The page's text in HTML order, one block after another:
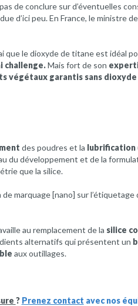
de conclure sur d’éventuelles
d’ici peu. En France, le ministre
le dioxyde de titane est idéal
challenge.Mais fort de son
végétaux garantis sans
des poudres et la lubrification
du développement et de la
que la silice.
marquage [nano] sur
au remplacement de la silice
alternatifs qui présentent un
aux outillages.
? Prenez contact avec nos